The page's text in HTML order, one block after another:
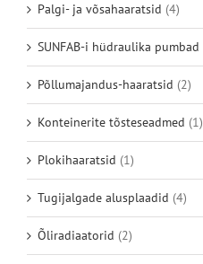
Palgi- ja võsahaaratsid (4)
SUNFAB-i hüdraulika pumbad
Põllumajandus-haaratsid (2)
Konteinerite tõsteseadmed (1)
Plokihaaratsid (1)
Tugijalgade alusplaadid (4)
Õliradiaatorid (2)